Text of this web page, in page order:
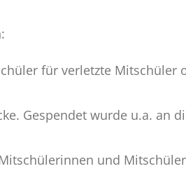
für verletzte Mitschüler
Gespendet wurde u.a. an
und